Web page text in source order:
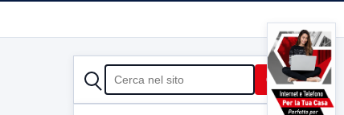
CERCA Cerca